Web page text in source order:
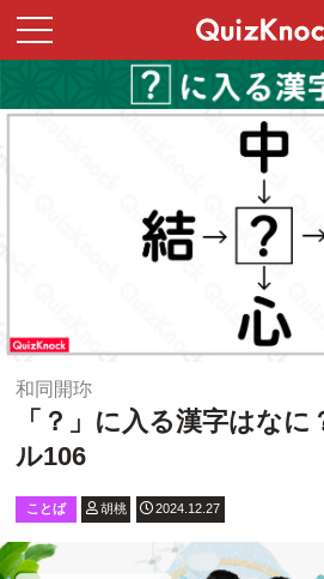
和同開珎
「？」に入る漢字はな
ル106
ことば 胡桃 2024.12.27